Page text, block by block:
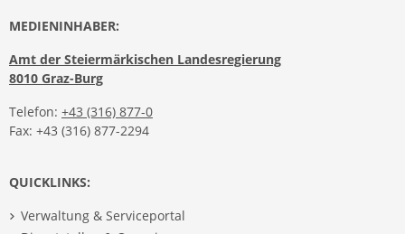
MEDIENINHABER:
Amt der Steiermärkischen Landesregierung
8010 Graz-Burg
Telefon: +43 (316) 877-0
Fax: +43 (316) 877-2294
QUICKLINKS:
Verwaltung & Serviceportal